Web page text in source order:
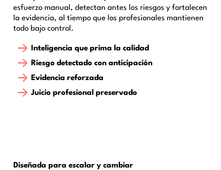
esfuerzo manual, detectan antes los riesgos y fortalecen
la evidencia, al tiempo que los profesionales mantienen
todo bajo control.
Inteligencia que prima la calidad
Riesgo detectado con anticipación
Evidencia reforzada
Juicio profesional preservado
Diseñada para escalar y cambiar